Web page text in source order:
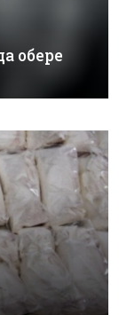
обере